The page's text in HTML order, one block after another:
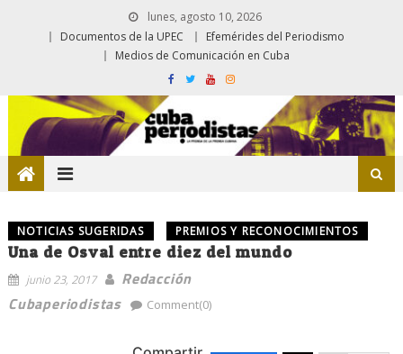
lunes, agosto 10, 2026
Documentos de la UPEC
Efemérides del Periodismo
Medios de Comunicación en Cuba
NOTICIAS SUGERIDAS PREMIOS Y RECONOCIMIENTOS
Una de Osval entre diez del mundo
junio 23, 2017
Redacción
Cubaperiodistas
Comment(0)